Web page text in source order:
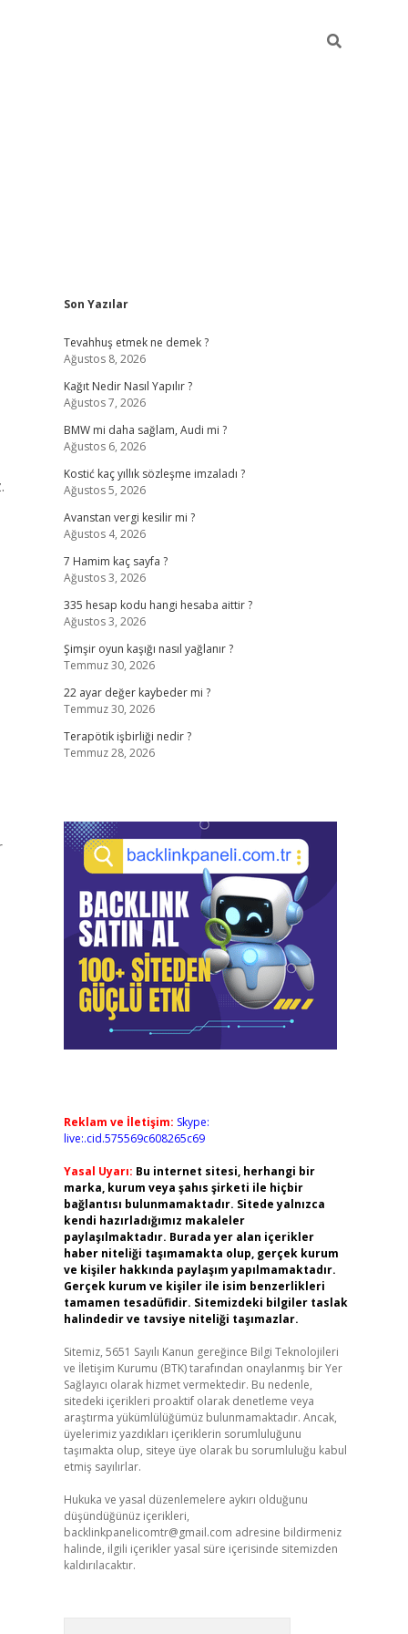
Sidebar
Son Yazılar
Tevahhuş etmek ne demek ?
Ağustos 8, 2026
Kağıt Nedir Nasıl Yapılır ?
Ağustos 7, 2026
BMW mi daha sağlam, Audi mi ?
Ağustos 6, 2026
Kostić kaç yıllık sözleşme imzaladı ?
Ağustos 5, 2026
Avanstan vergi kesilir mi ?
Ağustos 4, 2026
7 Hamim kaç sayfa ?
Ağustos 3, 2026
335 hesap kodu hangi hesaba aittir ?
Ağustos 3, 2026
Şimşir oyun kaşığı nasıl yağlanır ?
Temmuz 30, 2026
22 ayar değer kaybeder mi ?
Temmuz 30, 2026
Terapötik işbirliği nedir ?
Temmuz 28, 2026
Reklam ve İletişim: Skype:
live:.cid.575569c608265c69
Yasal Uyarı: Bu internet sitesi, herhangi bir
marka, kurum veya şahıs şirketi ile hiçbir
bağlantısı bulunmamaktadır. Sitede yalnızca
kendi hazırladığımız makaleler
paylaşılmaktadır. Burada yer alan içerikler
haber niteliği taşımamakta olup, gerçek kurum
ve kişiler hakkında paylaşım yapılmamaktadır.
Gerçek kurum ve kişiler ile isim benzerlikleri
tamamen tesadüfidir. Sitemizdeki bilgiler taslak
halindedir ve tavsiye niteliği taşımazlar.
Sitemiz, 5651 Sayılı Kanun gereğince Bilgi Teknolojileri
ve İletişim Kurumu (BTK) tarafından onaylanmış bir Yer
Sağlayıcı olarak hizmet vermektedir. Bu nedenle,
sitedeki içerikleri proaktif olarak denetleme veya
araştırma yükümlülüğümüz bulunmamaktadır. Ancak,
üyelerimiz yazdıkları içeriklerin sorumluluğunu
taşımakta olup, siteye üye olarak bu sorumluluğu kabul
etmiş sayılırlar.
Hukuka ve yasal düzenlemelere aykırı olduğunu
düşündüğünüz içerikleri,
backlinkpanelicomtr@gmail.com adresine bildirmeniz
halinde, ilgili içerikler yasal süre içerisinde sitemizden
kaldırılacaktır.